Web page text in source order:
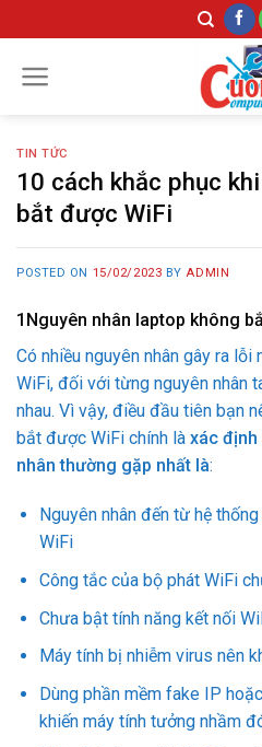
to
content
TIN TỨC
10 cách khắc phục
bắt được WiFi
POSTED ON 15/02/2023 BY ADMIN
1 Nguyên nhân laptop không
Có nhiều nguyên nhân gây ra
WiFi, đối với từng nguyên nhân
nhau. Vì vậy, điều đầu tiên bạn
bắt được WiFi chính là xác định
nhân thường gặp nhất là:
Nguyên nhân đến từ hệ
WiFi
Công tắc của bộ phát WiFi
Chưa bật tính năng kết nối
Máy tính bị nhiễm virus nên
Dùng phần mềm fake IP
khiến máy tính tưởng nhầm